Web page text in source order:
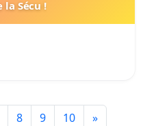
la Sécu !
8 9 10 »